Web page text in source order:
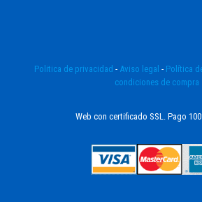
Politica de privacidad - Aviso legal - Política
condiciones de compra
Web con certificado SSL. Pago